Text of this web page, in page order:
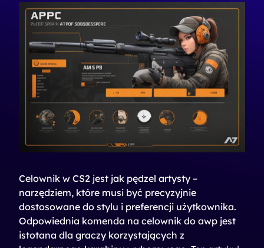
Celownik w CS2 jest jak pędzel artysty –
narzędziem, które musi być precyzyjnie
dostosowane do stylu i preferencji użytkownika.
Odpowiednia komenda na celownik do awp jest
istotana dla graczy korzystających z